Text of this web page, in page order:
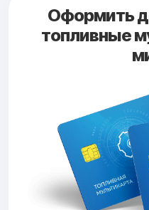
Оформить
топливные